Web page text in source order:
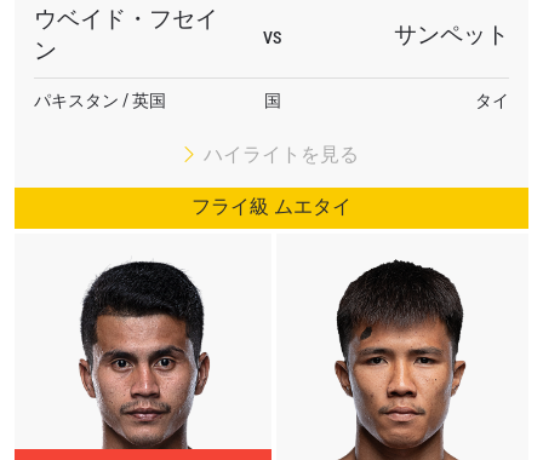
ウベイド・フセイ
ン
VS サンペット
パキスタン / 英国 国 タイ
ハイライトを見る
フライ級 ムエタイ